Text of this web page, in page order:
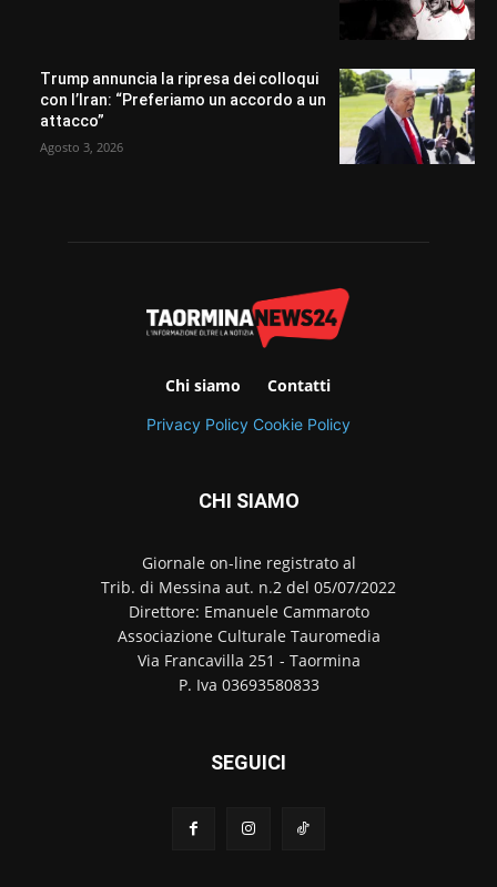
Trump annuncia la ripresa dei colloqui
con l’Iran: “Preferiamo un accordo a un
attacco”
Agosto 3, 2026
Chi siamo Contatti
Privacy Policy Cookie Policy
CHI SIAMO
Giornale on-line registrato al
Trib. di Messina aut. n.2 del 05/07/2022
Direttore: Emanuele Cammaroto
Associazione Culturale Tauromedia
Via Francavilla 251 - Taormina
P. Iva 03693580833
SEGUICI